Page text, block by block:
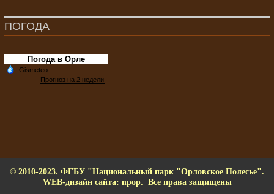
ПОГОДА
Погода в Орле
© 2010-2023. ФГБУ "Национальный парк "Орловское Полесье".
WEB-дизайн сайта: npop. Все права защищены